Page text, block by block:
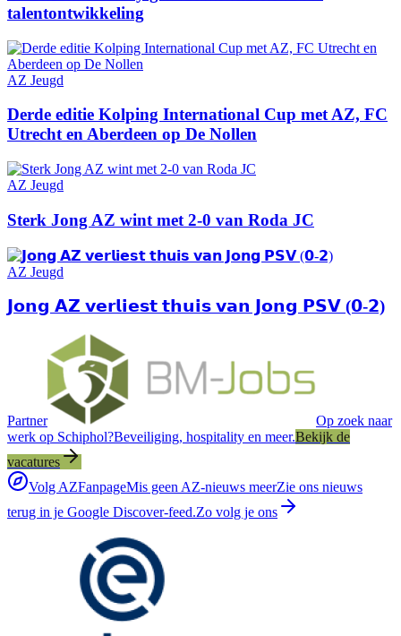
talentontwikkeling
AZ Jeugd
Derde editie Kolping International Cup met AZ, FC
Utrecht en Aberdeen op De Nollen
AZ Jeugd
Sterk Jong AZ wint met 2-0 van Roda JC
AZ Jeugd
𝗝𝗼𝗻𝗴 𝗔𝗭 𝘃𝗲𝗿𝗹𝗶𝗲𝘀𝘁 𝘁𝗵𝘂𝗶𝘀 𝘃𝗮𝗻 𝗝𝗼𝗻𝗴 𝗣𝗦𝗩 (𝟬-𝟮)
Partner
Op zoek naar
werk op Schiphol?Beveiliging, hospitality en meer.Bekijk de
vacatures
Volg AZFanpageMis geen AZ-nieuws meerZie ons nieuws
terug in je Google Discover-feed.Zo volg je ons